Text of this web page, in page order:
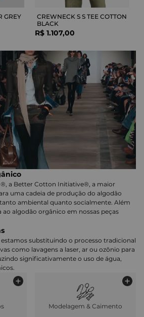
GREY
CREWNECK S S TEE COTTON
BLACK
R$ 1.107,00
a Better Cotton Initiative®, a maior
uma cadeia de produção do algodão
ambiental quanto socialmente. Além
ao algodão orgânico em nossas peças
estamos substituindo o processo tradicional
como lavagens a laser, ar ou ozônio para
significativamente o uso de água,
Modelagem & Caimento